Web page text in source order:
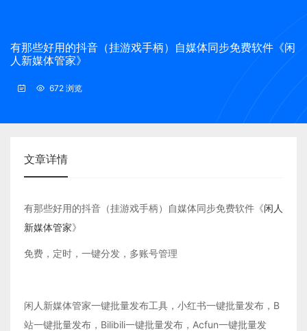
有那些好用的抖音（挂游戏手柄）自媒体同步免费软件《闲
人新媒体管家》
672 浏览
文章详情
有那些好用的抖音（挂游戏手柄）自媒体同步免费软件《闲人
新媒体管家》
免费，定时，一键分发，多账号管理
闲人新媒体管家一键批量发布工具，小红书一键批量发布，B
站一键批量发布，Bilibili一键批量发布，Acfun一键批量发